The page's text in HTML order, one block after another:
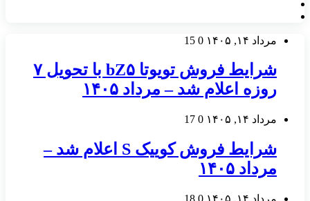
مرداد ۱۴, ۱۴۰۵ 0
15
شرایط فروش تویوتا bZ۵ با تحویل ۷
روزه اعلام شد – مرداد ۱۴۰۵
مرداد ۱۴, ۱۴۰۵ 0
17
شرایط فروش کوییک S اعلام شد –
مرداد ۱۴۰۵